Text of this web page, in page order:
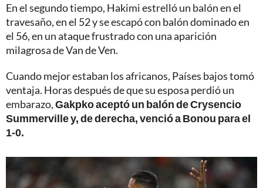
En el segundo tiempo, Hakimi estrelló un balón en el
travesaño, en el 52 y se escapó con balón dominado en
el 56, en un ataque frustrado con una aparición
milagrosa de Van de Ven.
Cuando mejor estaban los africanos, Países bajos tomó
ventaja. Horas después de que su esposa perdió un
embarazo,Gakpko aceptó un balón de Crysencio
Summerville y, de derecha, venció a Bonou para el
1-0.